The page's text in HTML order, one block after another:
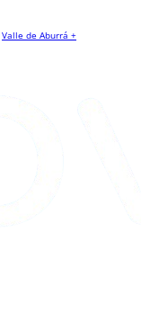
Valle de Aburrá +